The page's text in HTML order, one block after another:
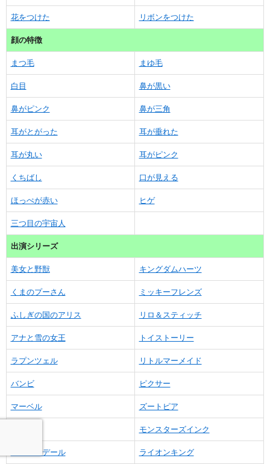
花をつけた リボンをつけた
顔の特徴
まつ毛 まゆ毛
白目 鼻が黒い
鼻がピンク 鼻が三角
耳がとがった 耳が垂れた
耳が丸い 耳がピンク
くちばし 口が見える
ほっぺが赤い ヒゲ
三つ目の宇宙人
出演シリーズ
美女と野獣 キングダムハーツ
くまのプーさん ミッキーフレンズ
ふしぎの国のアリス リロ＆スティッチ
アナと雪の女王 トイストーリー
ラプンツェル リトルマーメイド
バンビ ピクサー
マーベル ズートピア
モンスターズインク
チップとデール ライオンキング